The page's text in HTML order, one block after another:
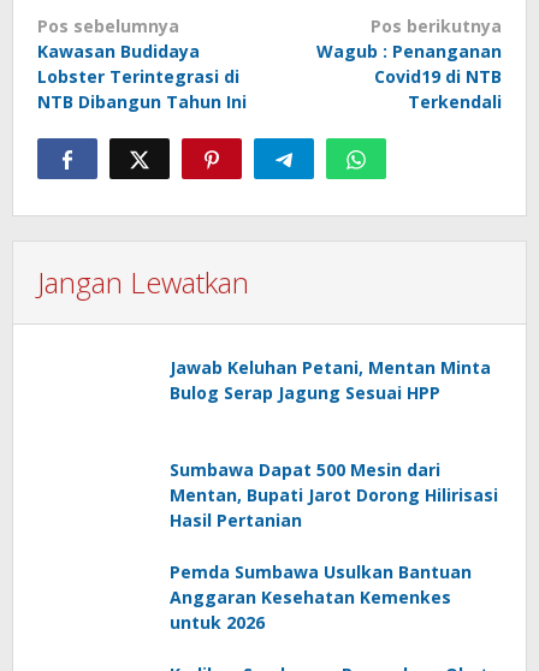
Navigasi
pos
Pos sebelumnya
Kawasan Budidaya
Lobster Terintegrasi di
NTB Dibangun Tahun Ini
Pos berikutnya
Wagub : Penanganan
Covid19 di NTB
Terkendali
Jangan Lewatkan
Jawab Keluhan Petani, Mentan Minta
Bulog Serap Jagung Sesuai HPP
Sumbawa Dapat 500 Mesin dari
Mentan, Bupati Jarot Dorong Hilirisasi
Hasil Pertanian
Pemda Sumbawa Usulkan Bantuan
Anggaran Kesehatan Kemenkes
untuk 2026